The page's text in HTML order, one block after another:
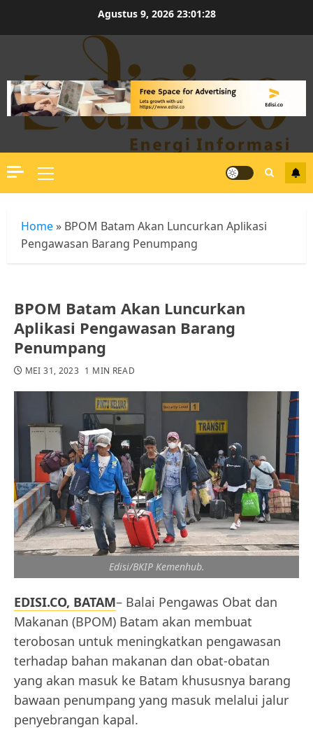
Agustus 9, 2026 23:01:29
Primary
Menu
Home » BPOM Batam Akan Luncurkan Aplikasi
Pengawasan Barang Penumpang
BPOM Batam Akan Luncurkan
Aplikasi Pengawasan Barang
Penumpang
MEI 31, 2023 1 MIN READ
Edisi/BKIP Kemenhub.
EDISI.CO, BATAM– Balai Pengawas Obat dan
Makanan (BPOM) Batam akan membuat
terobosan untuk meningkatkan pengawasan
terhadap bahan makanan dan obat-obatan
yang akan masuk ke Batam khususnya barang
bawaan penumpang yang masuk melalui jalur
penyebrangan kapal.